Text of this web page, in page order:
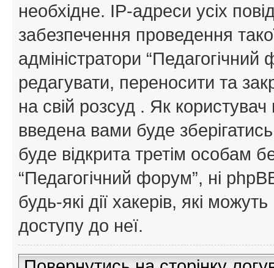
необхідне. IP-адреси усіх
забезпечення проведення
адміністратори
редагувати, переносити та
на свій розсуд . Як
введена вами буде
буде відкрита третім особам
“Педагогічний форум”, ні
будь-які дії хакерів, які
доступу до неї.